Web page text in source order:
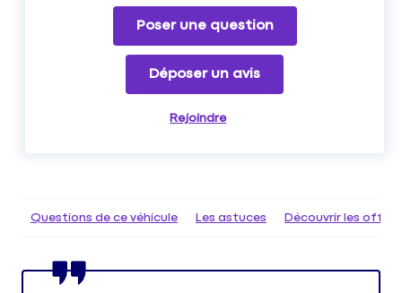
Poser une question
Déposer un avis
Rejoindre
Questions de ce véhicule Les astuces Découvrir les